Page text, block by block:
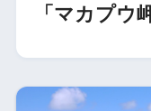
「マカプウ